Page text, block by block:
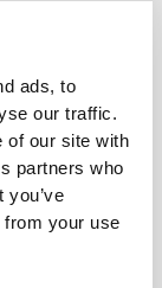
ads, to
our traffic.
of our site with
partners who
you’ve
from your use
mg 90 tabs